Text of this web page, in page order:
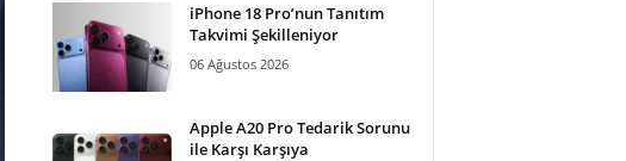
iPhone 18 Pro’nun Tanıtım
Takvimi Şekilleniyor
06 Ağustos 2026
Apple A20 Pro Tedarik Sorunu
ile Karşı Karşıya